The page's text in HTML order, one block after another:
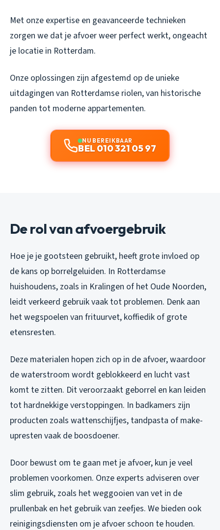
Met onze expertise en geavanceerde technieken
zorgen we dat je afvoer weer perfect werkt, ongeacht
je locatie in Rotterdam.
Onze oplossingen zijn afgestemd op de unieke
uitdagingen van Rotterdamse riolen, van historische
panden tot moderne appartementen.
NU BEREIKBAAR
BEL 010 321 05 97
De rol van afvoergebruik
Hoe je je gootsteen gebruikt, heeft grote invloed op
de kans op borrelgeluiden. In Rotterdamse
huishoudens, zoals in Kralingen of het Oude Noorden,
leidt verkeerd gebruik vaak tot problemen. Denk aan
het wegspoelen van frituurvet, koffiedik of grote
etensresten.
Deze materialen hopen zich op in de afvoer, waardoor
de waterstroom wordt geblokkeerd en lucht vast
komt te zitten. Dit veroorzaakt geborrel en kan leiden
tot hardnekkige verstoppingen. In badkamers zijn
producten zoals wattenschijfjes, tandpasta of make-
upresten vaak de boosdoener.
Door bewust om te gaan met je afvoer, kun je veel
problemen voorkomen. Onze experts adviseren over
slim gebruik, zoals het weggooien van vet in de
prullenbak en het gebruik van zeefjes. We bieden ook
reinigingsdiensten om je afvoer schoon te houden.